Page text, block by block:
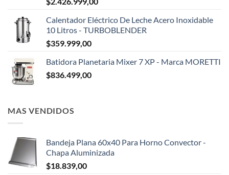
Calentador Eléctrico De Leche Acero Inoxidable
10 Litros - TURBOBLENDER
$359.999,00
Batidora Planetaria Mixer 7 XP - Marca MORETTI
$836.499,00
MAS VENDIDOS
Bandeja Plana 60x40 Para Horno Convector -
Chapa Aluminizada
$18.839,00